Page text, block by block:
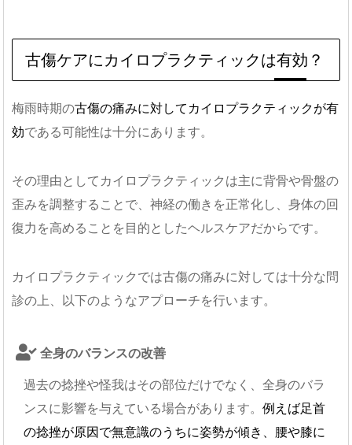
古傷ケアにカイロプラクティックは有効？
梅雨時期の古傷の痛みに対してカイロプラクティックが有
効である可能性は十分にあります。
その理由としてカイロプラクティックは主に背骨や骨盤の
歪みを調整することで、神経の働きを正常化し、身体の回
復力を高めることを目的としたヘルスケアだからです。
カイロプラクティックでは古傷の痛みに対しては十分な問
診の上、以下のようなアプローチを行います。
全身のバランスの改善
過去の捻挫や怪我はその部位だけでなく、全身のバラ
ンスに影響を与えている場合があります。 例えば足首
の捻挫が原因で無意識のうちに姿勢が傾き、腰や膝に